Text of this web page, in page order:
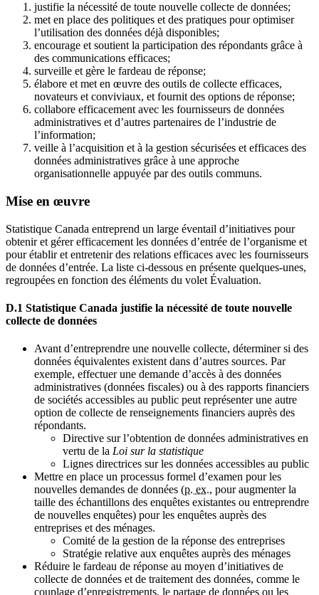
justifie la nécessité de toute nouvelle collecte de données;
met en place des politiques et des pratiques pour optimiser
l’utilisation des données déjà disponibles;
encourage et soutient la participation des répondants grâce à
des communications efficaces;
surveille et gère le fardeau de réponse;
élabore et met en œuvre des outils de collecte efficaces,
novateurs et conviviaux, et fournit des options de réponse;
collabore efficacement avec les fournisseurs de données
administratives et d’autres partenaires de l’industrie de
l’information;
veille à l’acquisition et à la gestion sécurisées et efficaces des
données administratives grâce à une approche
organisationnelle appuyée par des outils communs.
Mise en œuvre
Statistique Canada entreprend un large éventail d’initiatives pour
obtenir et gérer efficacement les données d’entrée de l’organisme et
pour établir et entretenir des relations efficaces avec les fournisseurs
de données d’entrée. La liste ci-dessous en présente quelques-unes,
regroupées en fonction des éléments du volet Évaluation.
D.1 Statistique Canada justifie la nécessité de toute nouvelle
collecte de données
Avant d’entreprendre une nouvelle collecte, déterminer si des
données équivalentes existent dans d’autres sources. Par
exemple, effectuer une demande d’accès à des données
administratives (données fiscales) ou à des rapports financiers
de sociétés accessibles au public peut représenter une autre
option de collecte de renseignements financiers auprès des
répondants.
Directive sur l’obtention de données administratives en
vertu de la Loi sur la statistique
Lignes directrices sur les données accessibles au public
Mettre en place un processus formel d’examen pour les
nouvelles demandes de données (p. ex., pour augmenter la
taille des échantillons des enquêtes existantes ou entreprendre
de nouvelles enquêtes) pour les enquêtes auprès des
entreprises et des ménages.
Comité de la gestion de la réponse des entreprises
Stratégie relative aux enquêtes auprès des ménages
Réduire le fardeau de réponse au moyen d’initiatives de
collecte de données et de traitement des données, comme le
couplage d’enregistrements, le partage de données ou les